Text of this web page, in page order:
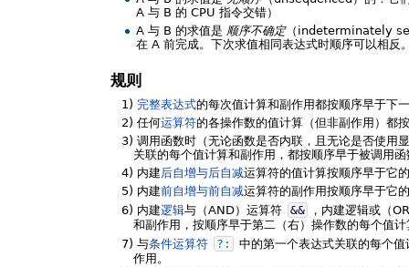
A 与 B 的 CPU 指令交错）
A 与 B 的求值是 顺序不确定（indeterminately
在 A 前完成。下次求值相同表达式时顺序可以相反
规则
1) 完整表达式的每次值计算和副作用都按顺序早于下
2) 任何运算符的各操作数的值计算（但非副作用）都
3) 调用函数时（无论函数是否内联，且无论是否使用
关联的每个值计算和副作用，都按顺序早于被调用
4) 内建 后自增与后自减运算符的值计算按顺序早于它
5) 内建前自增与前自减运算符的副作用按顺序早于它
6) 内建逻辑与（AND）运算符 &&
，内建逻辑或（
和副作用，按顺序早于第二（右）操作数的每个值
7) 与条件运算符 ?:
中的第一个表达式关联的每个
作用。